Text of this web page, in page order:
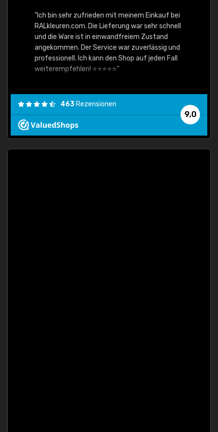
"Ich bin sehr zufrieden mit meinem Einkauf bei
RALkleuren.com. Die Lieferung war sehr schnell
und die Ware ist in einwandfreiem Zustand
angekommen. Der Service war zuverlässig und
professionell. Ich kann den Shop auf jeden Fall
weiterempfehlen! ⭐⭐⭐⭐⭐"
9,0
463 Rezensionen